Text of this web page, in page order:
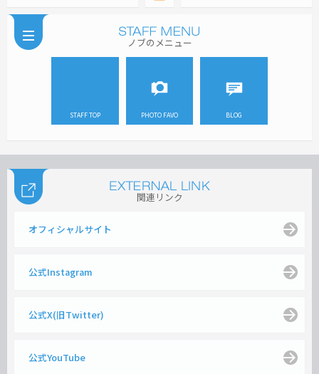
ノブのメニュー
STAFF TOP PHOTO FAVO BLOG
関連リンク
オフィシャルサイト
公式Instagram
公式X(旧Twitter)
公式YouTube